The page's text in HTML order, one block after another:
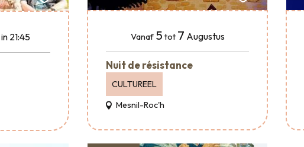
in 21:45 Vanaf 5 tot 7 Augustus
Nuit de résistance
CULTUREEL
Mesnil-Roc'h